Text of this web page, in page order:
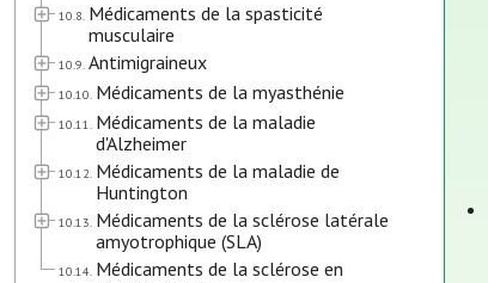
10.8. Médicaments de la spasticité
musculaire
10.9. Antimigraineux
10.10. Médicaments de la myasthénie
10.11. Médicaments de la maladie
d'Alzheimer
10.12. Médicaments de la maladie de
Huntington
10.13. Médicaments de la sclérose latérale
amyotrophique (SLA)
10.14. Médicaments de la sclérose en